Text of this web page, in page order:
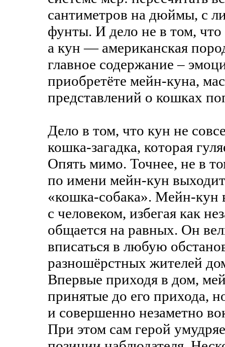
сантиметров на дюймы, с
фунты. И дело не в том, что
а кун — американская
главное содержание –
приобретёте мейн-куна,
представлений о кошках
Дело в том, что кун не
кошка-загадка, которая
Опять мимо. Точнее, не в
по имени мейн-кун
«кошка-собака». Мейн-кун
с человеком, избегая как
общается на равных. Он
вписаться в любую
разношёрстных жителей
Впервые приходя в дом,
принятые до его прихода,
и совершенно незаметно
При этом сам герой